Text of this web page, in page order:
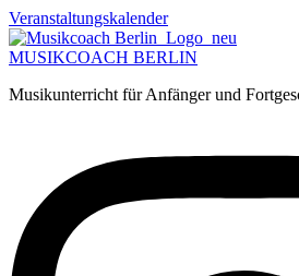
Zum
Inhalt
springen
Veranstaltungskalender
MUSIKCOACH BERLIN
Musikunterricht für Anfänger und